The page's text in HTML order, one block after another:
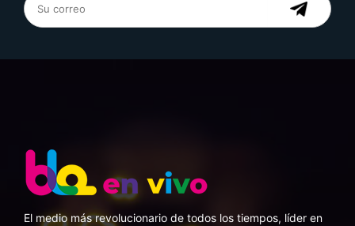
El medio más revolucionario de todos los tiempos, líder en